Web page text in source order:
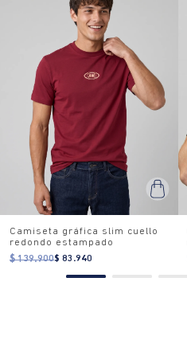
Camiseta gráfica slim cuello
redondo estampado
$ 139.900$ 83.940